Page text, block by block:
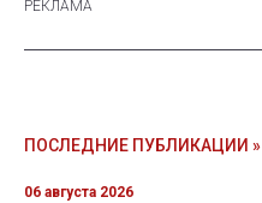
ПОСЛЕДНИЕ ПУБЛИКАЦИИ »
06 августа 2026